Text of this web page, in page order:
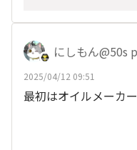
にしもん@50s
2025/04/12 09:51
最初はオイルメーカ